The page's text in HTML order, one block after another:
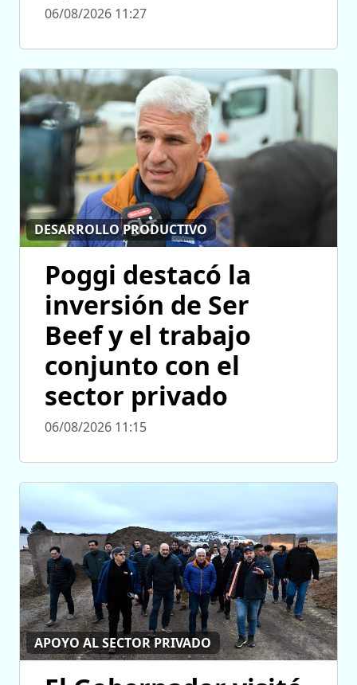
06/08/2026 11:27
DESARROLLO PRODUCTIVO
Poggi destacó la
inversión de Ser
Beef y el trabajo
conjunto con el
sector privado
06/08/2026 11:15
APOYO AL SECTOR PRIVADO